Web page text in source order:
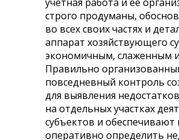
строго продуманы,
во всех своих частях и
аппарат хозяйствующего
экономичным, слаженным
Правильно
повседневный контроль
для выявления
на отдельных участках
субъектов и
оперативно определить